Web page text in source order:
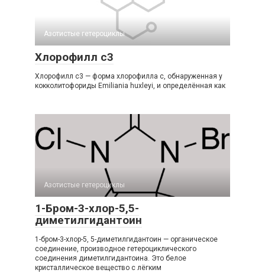
Азотистые гетероциклы‎
Хлорофилл c3
Хлорофилл c3 — форма хлорофилла c, обнаруженная у
кокколитофориды Emiliania huxleyi, и определённая как
Азотистые гетероциклы‎
1-Бром-3-хлор-5,5-
диметилгидантоин
1-бром-3-хлор-5, 5-диметилгидантоин — органическое
соединение, производное гетероциклического
соединения диметилгидантоина. Это белое
кристаллическое вещество с лёгким